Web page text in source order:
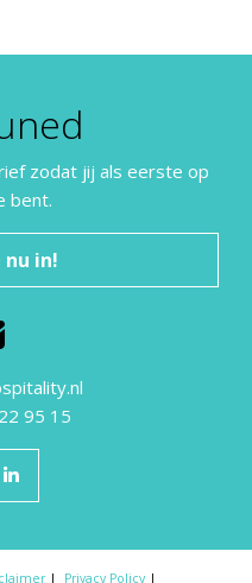
zodat jij als eerste op
bent.
in!
95 15
Privacy Policy